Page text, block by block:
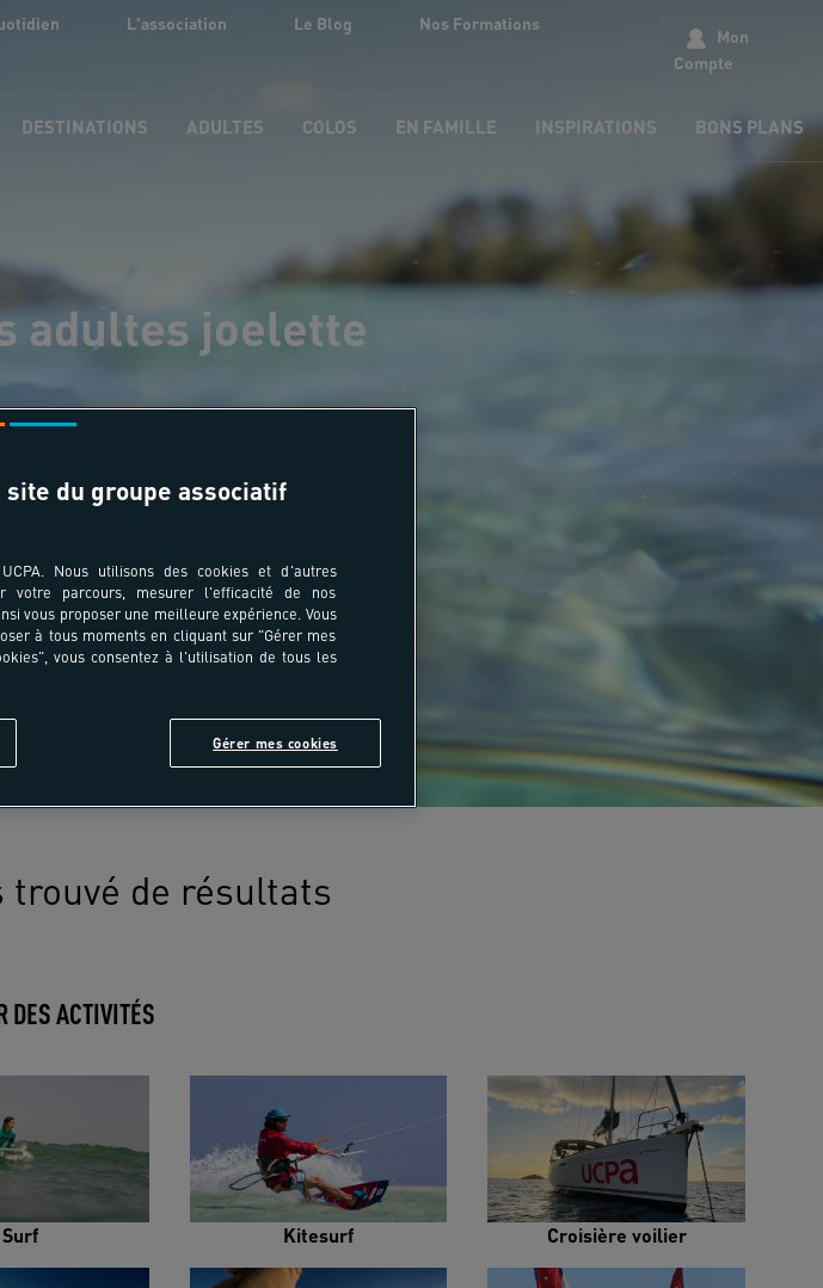
L'association Le Blog Nos Formations
Mon
Compte
DESTINATIONS ADULTES COLOS EN FAMILLE INSPIRATIONS BONS PLANS
adultes joelette
trouvé de résultats
DES ACTIVITÉS
Surf Kitesurf Croisière voilier
du groupe associatif
Nous utilisons des cookies et d'autres
votre parcours, mesurer l'efficacité de nos
vous proposer une meilleure expérience. Vous
à tous moments en cliquant sur "Gérer mes
vous consentez à l'utilisation de tous les
Gérer mes cookies